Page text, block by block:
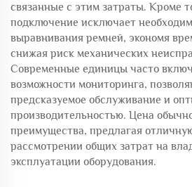
связанные с этим затраты. Кроме
подключение исключает
выравнивания ремней, экономя
снижая риск механических
Современные единицы часто
возможности мониторинга,
предсказуемое обслуживание и
производительностью. Цена
преимущества, предлагая
рассмотрении общих затрат на
эксплуатации оборудования.